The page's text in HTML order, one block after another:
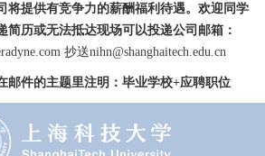
将提供有竞争力的薪酬福利待遇。欢迎同学
简历或无法抵达现场可以投递公司邮箱：
抄送nihn@shanghaitech.edu.cn
邮件的主题里注明 ：毕业学校+应聘职位